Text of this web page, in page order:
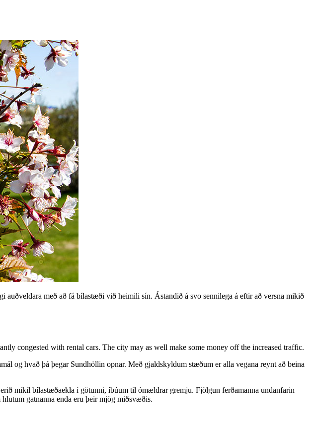
með að fá bílastæði við heimili sín. Ástandið á svo sennilega á eftir að versna mikið
congested with rental cars. The city may as well make some money off the increased traffic.
og hvað þá þegar Sundhöllin opnar. Með gjaldskyldum stæðum er alla vegana reynt að beina
mikil bílastæðaekla í götunni, íbúum til ómældrar gremju. Fjölgun ferðamanna undanfarin
gatnanna enda eru þeir mjög miðsvæðis.